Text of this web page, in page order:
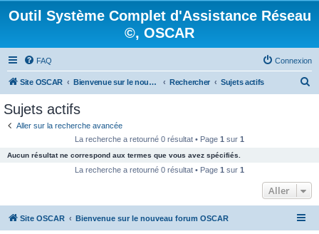
Outil Système Complet d'Assistance Réseau
©, OSCAR
FAQ Connexion
Site OSCAR Bienvenue sur le nouveau forum OSCAR Rechercher Sujets actifs
c
Sujets actifs
Aller sur la recherche avancée
La recherche a retourné 0 résultat • Page 1 sur 1
Aucun résultat ne correspond aux termes que vous avez spécifiés.
La recherche a retourné 0 résultat • Page 1 sur 1
Aller
Site OSCAR Bienvenue sur le nouveau forum OSCAR